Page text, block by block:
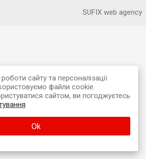
SUFIX web agency
сайту та персоналізації
файли cookie.
сайтом, ви погоджуєтесь
Ok